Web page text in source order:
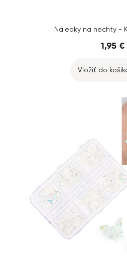
Nálepky na nechty -
1,95 €
Vložiť do